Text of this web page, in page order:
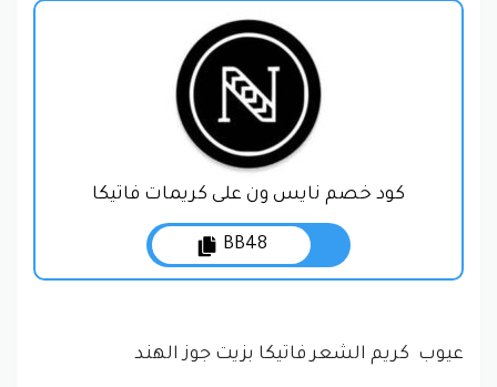
كود خصم نايس ون على كريمات فاتيكا
BB48
عيوب كريم الشعر فاتيكا بزيت جوز الهند